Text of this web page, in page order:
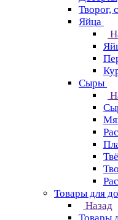
Творог,
Яйца
Сыры
Товары для
Назад